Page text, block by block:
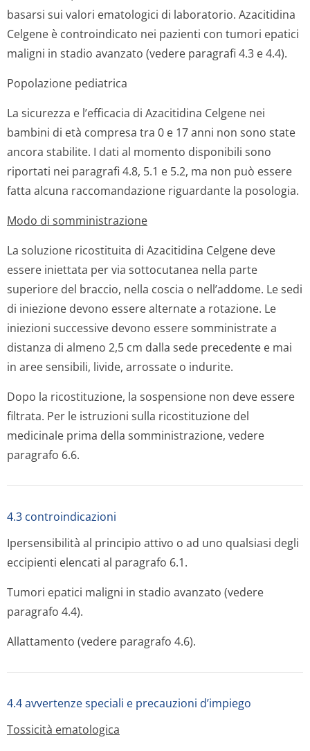
basarsi sui valori ematologici di laboratorio. Azacitidina
Celgene è controindicato nei pazienti con tumori epatici
maligni in stadio avanzato (vedere paragrafi 4.3 e 4.4).
Popolazione pediatrica
La sicurezza e l’efficacia di Azacitidina Celgene nei
bambini di età compresa tra 0 e 17 anni non sono state
ancora stabilite. I dati al momento disponibili sono
riportati nei paragrafi 4.8, 5.1 e 5.2, ma non può essere
fatta alcuna raccomandazione riguardante la posologia.
Modo di somministrazione
La soluzione ricostituita di Azacitidina Celgene deve
essere iniettata per via sottocutanea nella parte
superiore del braccio, nella coscia o nell’addome. Le sedi
di iniezione devono essere alternate a rotazione. Le
iniezioni successive devono essere somministrate a
distanza di almeno 2,5 cm dalla sede precedente e mai
in aree sensibili, livide, arrossate o indurite.
Dopo la ricostituzione, la sospensione non deve essere
filtrata. Per le istruzioni sulla ricostituzione del
medicinale prima della somministrazione, vedere
paragrafo 6.6.
4.3 controindicazioni
Ipersensibilità al principio attivo o ad uno qualsiasi degli
eccipienti elencati al paragrafo 6.1.
Tumori epatici maligni in stadio avanzato (vedere
paragrafo 4.4).
Allattamento (vedere paragrafo 4.6).
4.4 avvertenze speciali e precauzioni d’impiego
Tossicità ematologica